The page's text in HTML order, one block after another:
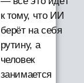
к тому, что ИИ
берёт на себя
рутину, а
человек
занимается